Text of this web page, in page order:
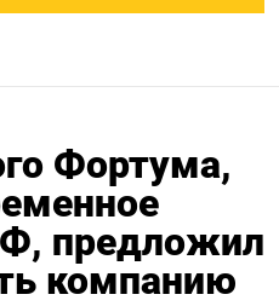
Фортума,
предложил
компанию